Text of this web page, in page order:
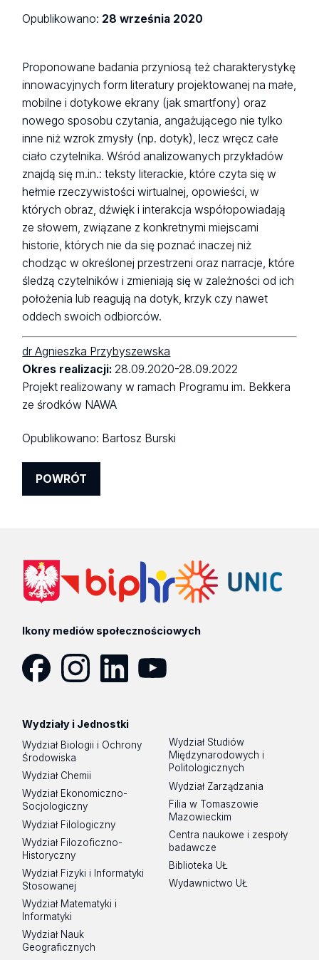
Opublikowano: 28 września 2020
Proponowane badania przyniosą też charakterystykę
innowacyjnych form literatury projektowanej na małe,
mobilne i dotykowe ekrany (jak smartfony) oraz
nowego sposobu czytania, angażującego nie tylko
inne niż wzrok zmysły (np. dotyk), lecz wręcz całe
ciało czytelnika. Wśród analizowanych przykładów
znajdą się m.in.: teksty literackie, które czyta się w
hełmie rzeczywistości wirtualnej, opowieści, w
których obraz, dźwięk i interakcja współopowiadają
ze słowem, związane z konkretnymi miejscami
historie, których nie da się poznać inaczej niż
chodząc w określonej przestrzeni oraz narracje, które
śledzą czytelników i zmieniają się w zależności od ich
położenia lub reagują na dotyk, krzyk czy nawet
oddech swoich odbiorców.
dr Agnieszka Przybyszewska
Okres realizacji: 28.09.2020-28.09.2022
Projekt realizowany w ramach Programu im. Bekkera
ze środków NAWA
Opublikowano: Bartosz Burski
POWRÓT
Ikony mediów społecznościowych
Wydziały i Jednostki
Wydział Biologii i Ochrony
Środowiska
Wydział Chemii
Wydział Ekonomiczno-
Socjologiczny
Wydział Filologiczny
Wydział Filozoficzno-
Historyczny
Wydział Fizyki i Informatyki
Stosowanej
Wydział Matematyki i
Informatyki
Wydział Nauk
Geograficznych
Wydział Studiów
Międzynarodowych i
Politologicznych
Wydział Zarządzania
Filia w Tomaszowie
Mazowieckim
Centra naukowe i zespoły
badawcze
Biblioteka UŁ
Wydawnictwo UŁ